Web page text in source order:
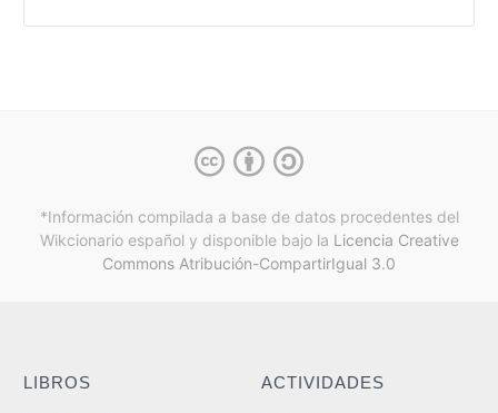
*Información compilada a base de datos procedentes del
Wikcionario español y disponible bajo la Licencia Creative
Commons Atribución-CompartirIgual 3.0
LIBROS ACTIVIDADES